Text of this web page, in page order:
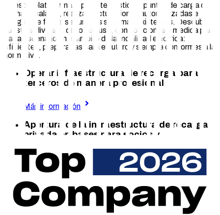
Nuestra plataforma le permite gestionar puntos de carga de
forma escalable, realizar facturaciones automatizadas e
integrar de forma segura sus sistemas existentes. Descubra
nuestros diversos casos de uso, con soluciones a medida para
cada escenario en el ámbito de la movilidad eléctrica:
eficientes, preparadas para el futuro y siempre conformes a la
normativa.
Operar infraestructura de recarga para
terceros de manera profesional
Más información
Apertura de la infraestructura de recarga
privada en bases para socios y
Más información
Recarga para visitantes y huéspedes
Más información